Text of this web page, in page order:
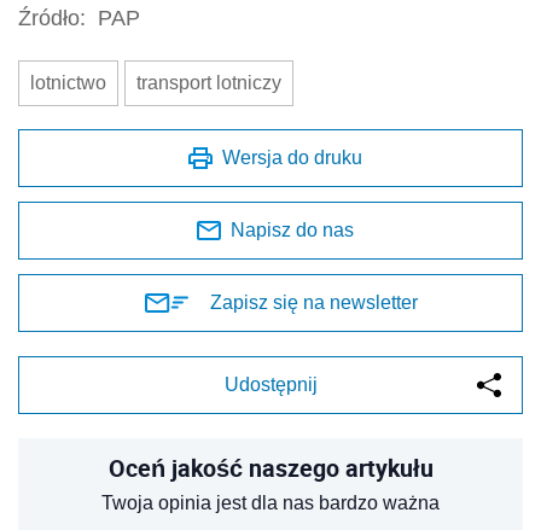
Źródło: PAP
lotnictwo transport lotniczy
Wersja do druku
Napisz do nas
Zapisz się na newsletter
Udostępnij
Oceń jakość naszego artykułu
Twoja opinia jest dla nas bardzo ważna